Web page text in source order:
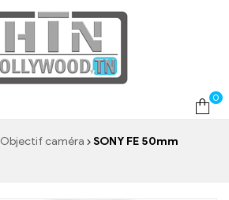
0
Objectif caméra
SONY FE 50mm